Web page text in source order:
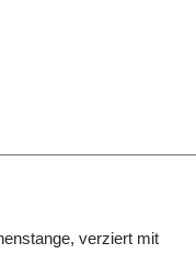
verziert mit